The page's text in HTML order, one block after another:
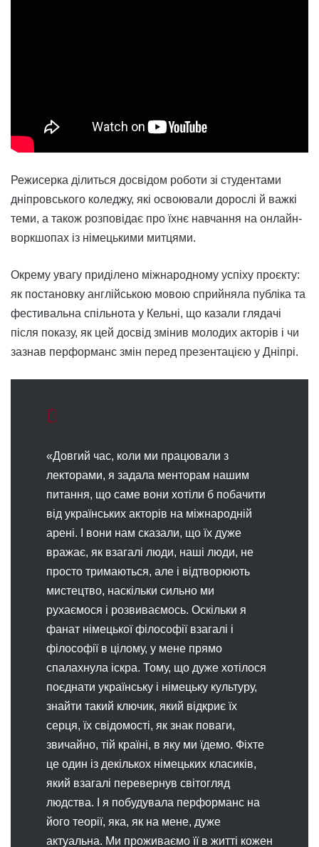
Режисерка ділиться досвідом роботи зі студентами
дніпровського коледжу, які освоювали дорослі й важкі
теми, а також розповідає про їхнє навчання на онлайн-
воркшопах із німецькими митцями.
Окрему увагу приділено міжнародному успіху проєкту:
як постановку англійською мовою сприйняла публіка та
фестивальна спільнота у Кельні, що казали глядачі
після показу, як цей досвід змінив молодих акторів і чи
зазнав перформанс змін перед презентацією у Дніпрі.
«Довгий час, коли ми працювали з
лекторами, я задала менторам нашим
питання, що саме вони хотіли б побачити
від українських акторів на міжнародній
арені. І вони нам сказали, що їх дуже
вражає, як взагалі люди, наші люди, не
просто тримаються, але і відтворюють
мистецтво, наскільки сильно ми
рухаємося і розвиваємось. Оскільки я
фанат німецької філософії взагалі і
філософії в цілому, у мене прямо
спалахнула іскра. Тому, що дуже хотілося
поєднати українську і німецьку культуру,
знайти такий ключик, який відкриє їх
серця, їх свідомості, як знак поваги,
звичайно, тій країні, в яку ми їдемо. Фіхте
це один із декількох німецьких класиків,
який взагалі перевернув світогляд
людства. І я побудувала перформанс на
його теорії, яка, як на мене, дуже
актуальна. Ми проживаємо її в житті кожен